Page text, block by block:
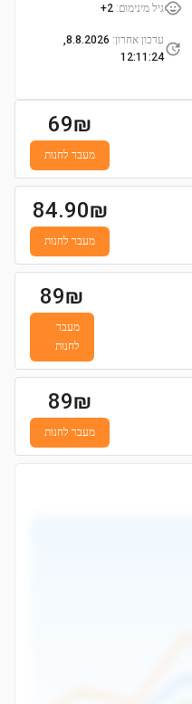
גיל מינימום:
2+
עדכון אחרון:
8.8.2026,
12:11:24
69₪
מעבר לחנות
84.90₪
מעבר לחנות
89₪
מעבר
לחנות
89₪
מעבר לחנות